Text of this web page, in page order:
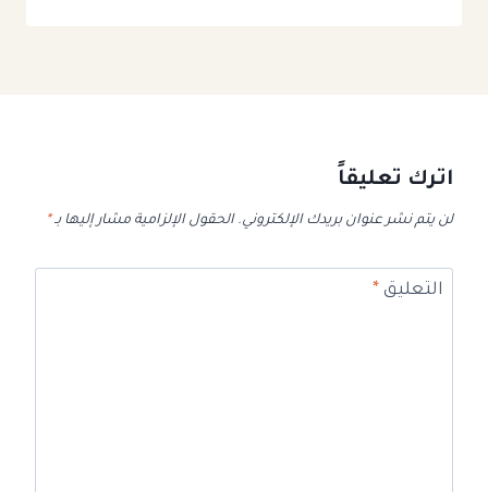
اترك تعليقاً
لن يتم نشر عنوان بريدك الإلكتروني. الحقول الإلزامية مشار إليها بـ *
التعليق *